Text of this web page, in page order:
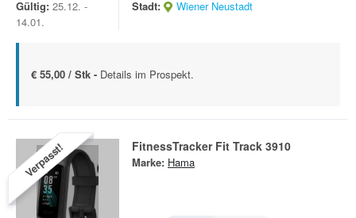
Gültig: 25.12. -
14.01.
Stadt:
Wiener Neustadt
€ 55,00 / Stk - Details im Prospekt.
Verpasst! FitnessTracker Fit Track 3910
Marke: Hama